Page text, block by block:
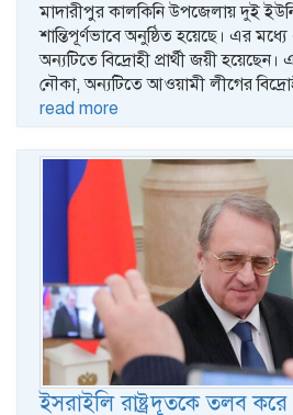
মাদারীপুর কাল‌কি‌নি উপ‌জেলায় দুই
শান্তিপূর্ণভাবে অনু‌ষ্ঠিত হয়েছে। এর
অন্যটিতে বিদ্রোহী প্রার্থী জয়ী হয়েছেন।
নৌকা, অন্যটিতে আওয়ামী লীগের
read more
ইসরাইলি রাষ্ট্রদূতকে তলব